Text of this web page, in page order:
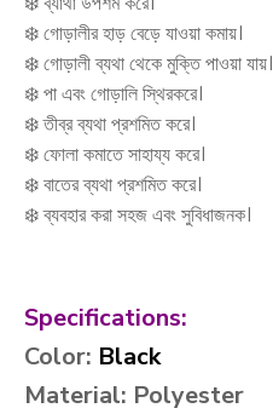
❄️ গোড়ালীর হাড় বেড়ে যাওয়া কমায়।
❄️ গোড়ালী ব্যথা থেকে মুক্তি পাওয়া যায়।
❄️ পা এবং গোড়ালি স্থিরকরে।
❄️ তীব্র ব্যথা প্রশমিত করে।
❄️ ফোলা কমাতে সাহায্য করে।
❄️ বাতের ব্যথা প্রশমিত করে।
❄️ ব্যবহার করা সহজ এবং সুবিধাজনক।
Specifications:
Color: Black
Material: Polyester